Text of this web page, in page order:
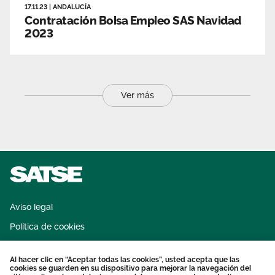
17.11.23 ANDALUCÍA
Contratación Bolsa Empleo SAS Navidad
2023
Ver más
Aviso legal
Política de cookies
Protección datos personales
Al hacer clic en “Aceptar todas las cookies”, usted acepta que las
cookies se guarden en su dispositivo para mejorar la navegación del